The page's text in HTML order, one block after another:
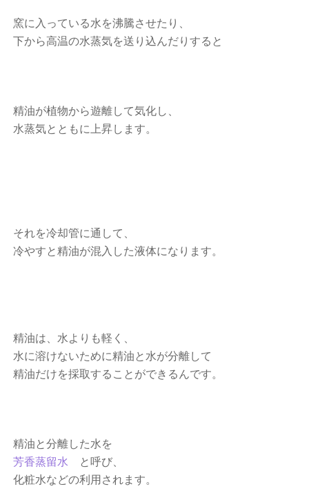
窯に入っている水を沸騰させたり、
下から高温の水蒸気を送り込んだりすると
精油が植物から遊離して気化し、
水蒸気とともに上昇します。
それを冷却管に通して、
冷やすと精油が混入した液体になります。
精油は、水よりも軽く、
水に溶けないために精油と水が分離して
精油だけを採取することができるんです。
精油と分離した水を
芳香蒸留水
と呼び、
化粧水などの利用されます。